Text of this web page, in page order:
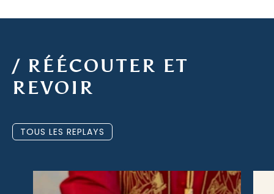
/ RÉÉCOUTER ET
REVOIR
TOUS LES REPLAYS